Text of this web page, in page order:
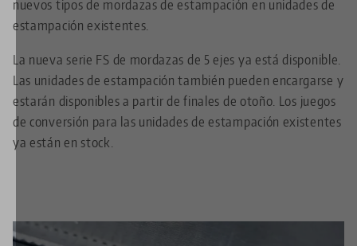
nuevos tipos de mordazas de estampación en unidades de
estampación existentes.
La nueva serie FS de mordazas de 5 ejes ya está disponible.
Las unidades de estampación también pueden encargarse y
estarán disponibles a partir de finales de otoño. Los juegos
de conversión para las unidades de estampación existentes
ya están en stock.